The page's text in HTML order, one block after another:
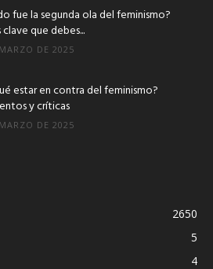
fue la segunda ola del feminismo?
clave que debes...
DE 2025
estar en contra del feminismo?
y críticas
DE 2025
2650
5
4